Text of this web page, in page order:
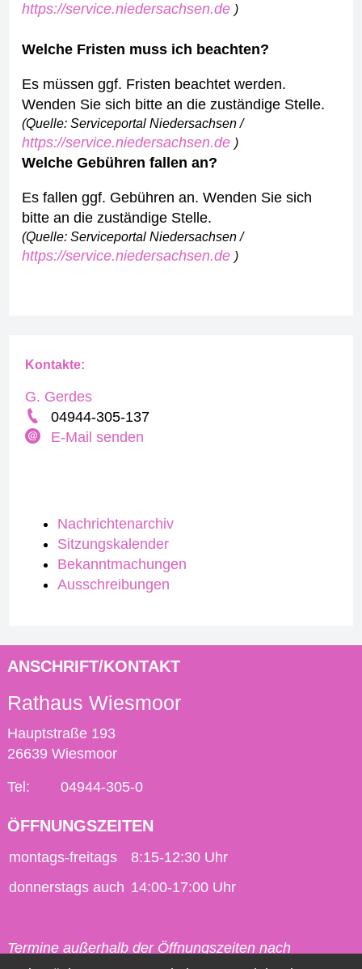
https://service.niedersachsen.de )
Welche Fristen muss ich beachten?
Es müssen ggf. Fristen beachtet werden.
Wenden Sie sich bitte an die zuständige Stelle.
(Quelle: Serviceportal Niedersachsen /
https://service.niedersachsen.de )
Welche Gebühren fallen an?
Es fallen ggf. Gebühren an. Wenden Sie sich
bitte an die zuständige Stelle.
(Quelle: Serviceportal Niedersachsen /
https://service.niedersachsen.de )
Nachrichtenarchiv
Sitzungskalender
Bekanntmachungen
Ausschreibungen
Kontakte:
G. Gerdes
04944-305-137
E-Mail senden
ANSCHRIFT/KONTAKT
Rathaus Wiesmoor
Hauptstraße 193
26639 Wiesmoor
Tel: 04944-305-0
ÖFFNUNGSZEITEN
montags-freitags
8:15-12:30 Uhr
donnerstags auch 14:00-17:00 Uhr
Termine außerhalb der Öffnungszeiten nach